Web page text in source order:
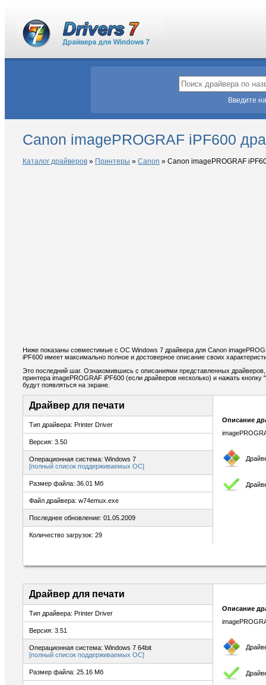
Введите
Canon imagePROGRAF iPF600
Каталог драйверов » Принтеры » Canon » Canon imagePROGRAF
Ниже показаны совместимые с ОС Windows 7 драйвера для Canon
iPF600 имеет максимально полное и достоверное описание своих
Это последний шаг. Ознакомившись с описаниями представленных
принтера imagePROGRAF iPF600 (если драйверов несколько) и нажать
будут появляться на экране.
Драйвер для печати
Тип драйвера: Printer Driver
Версия: 3.50
Операционная система: Windows 7
[полный список поддерживаемых ОС]
Размер файла: 36.01 Мб
Файл драйвера: w74emux.exe
Последнее обновление: 01.05.2009
Количество загрузок: 29
Описание
Драйвер для печати
Тип драйвера: Printer Driver
Версия: 3.51
Операционная система: Windows 7 64bit
[полный список поддерживаемых ОС]
Размер файла: 25.16 Мб
Описание